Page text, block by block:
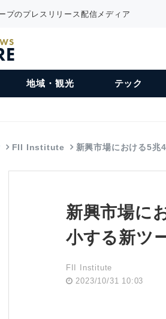
プのプレスリリース配信メディア
地域・観光 テック
FII Institute 新興市場における5
新興市場に
小する新ツ
FII Institute
2023/10/31 10:03